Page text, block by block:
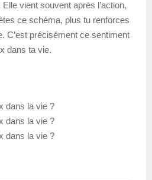
vient souvent après l’action,
ce schéma, plus tu renforces
C’est précisément ce sentiment
dans ta vie.
dans la vie ?
dans la vie ?
dans la vie ?